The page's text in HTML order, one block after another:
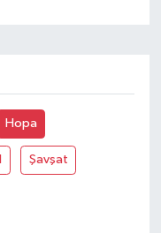
Hopa
Şavşat